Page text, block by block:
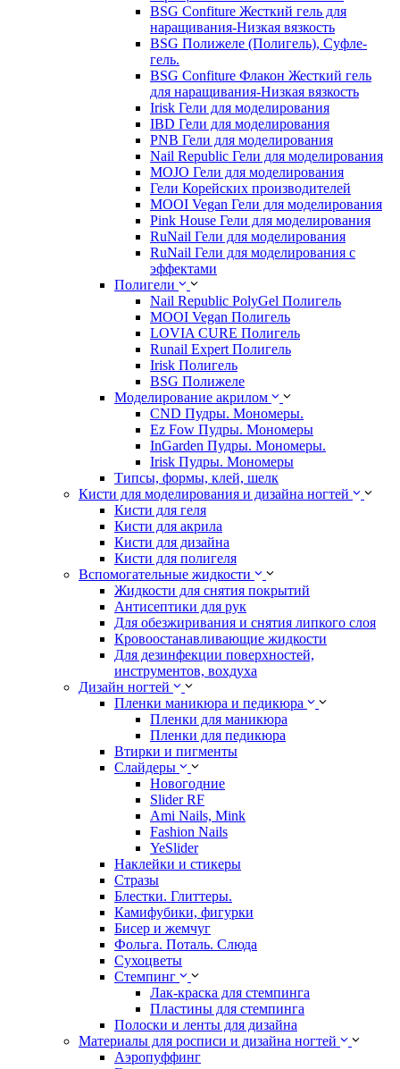
BSG Confiture Жесткий гель для
наращивания-Низкая вязкость
BSG Полижеле (Полигель), Суфле-
гель.
BSG Confiture Флакон Жесткий гель
для наращивания-Низкая вязкость
Irisk Гели для моделирования
IBD Гели для моделирования
PNB Гели для моделирования
Nail Republic Гели для моделирования
MOJO Гели для моделирования
Гели Корейских производителей
MOOI Vegan Гели для моделирования
Pink House Гели для моделирования
RuNail Гели для моделирования
RuNail Гели для моделирования с
эффектами
Полигели
Nail Republic PolyGel Полигель
MOOI Vegan Полигель
LOVIA CURE Полигель
Runail Expert Полигель
Irisk Полигель
BSG Полижеле
Моделирование акрилом
CND Пудры. Мономеры.
Ez Fow Пудры. Мономеры
InGarden Пудры. Мономеры.
Irisk Пудры. Мономеры
Типсы, формы, клей, шелк
Кисти для моделирования и дизайна ногтей
Кисти для геля
Кисти для акрила
Кисти для дизайна
Кисти для полигеля
Вспомогательные жидкости
Жидкости для снятия покрытий
Антисептики для рук
Для обезжиривания и снятия липкого слоя
Кровоостанавливающие жидкости
Для дезинфекции поверхностей,
инструментов, вохдуха
Дизайн ногтей
Пленки маникюра и педикюра
Пленки для маникюра
Пленки для педикюра
Втирки и пигменты
Слайдеры
Новогодние
Slider RF
Ami Nails, Mink
Fashion Nails
YeSlider
Наклейки и стикеры
Стразы
Блестки. Глиттеры.
Камифубики, фигурки
Бисер и жемчуг
Фольга. Поталь. Слюда
Сухоцветы
Стемпинг
Лак-краска для стемпинга
Пластины для стемпинга
Полоски и ленты для дизайна
Материалы для росписи и дизайна ногтей
Аэропуффинг